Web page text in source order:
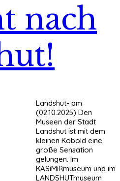
nach
Landshut- pm
(02.10.2025) Den
Museen der Stadt
Landshut ist mit dem
kleinen Kobold eine
große Sensation
gelungen. Im
KASiMiRmuseum und im
LANDSHUTmuseum